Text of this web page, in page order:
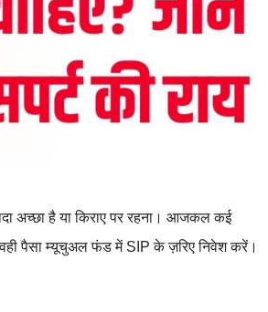
अच्छा है या किराए पर रहना। आजकल कई
पैसा म्यूचुअल फंड में SIP के ज़रिए निवेश करें।